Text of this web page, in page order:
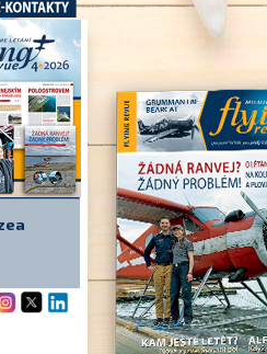
E-kontakty